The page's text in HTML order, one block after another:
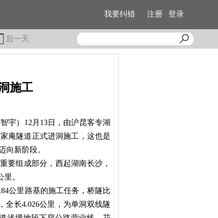
我要纠错 注册 登录
后一天
施工
）12月13日，由沪昆客专湖
庵隧道正式进洞施工，这也是
向新阶段。
组成部分，西起湖南长沙，
。
公里路基的施工任务，桥隧比
全长4.026公里，为单洞双线隧